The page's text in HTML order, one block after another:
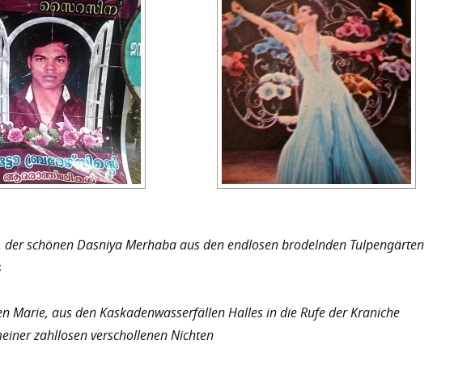
der schönen Dasniya Merhaba aus den endlosen brodelnden Tulpengärten
Marie, aus den Kaskadenwasserfällen Halles in die Rufe der Kraniche
zahllosen verschollenen Nichten